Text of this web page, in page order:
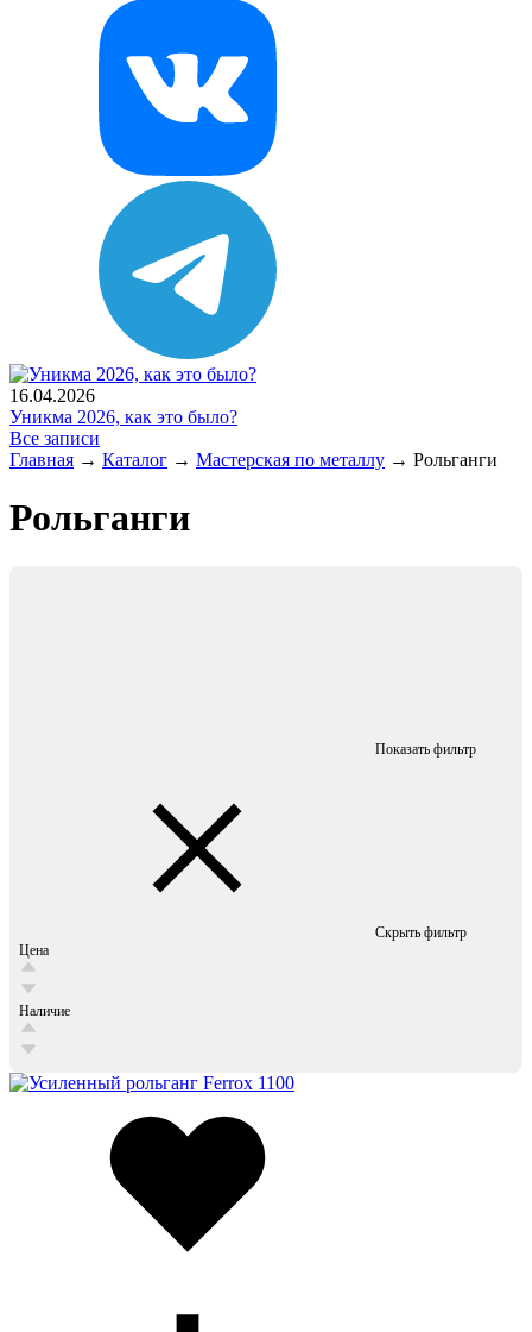
16.04.2026
Уникма 2026, как это было?
Все записи
Главная → Каталог → Мастерская по металлу → Рольганги
Рольганги
Показать фильтр
Скрыть фильтр
Цена
Наличие